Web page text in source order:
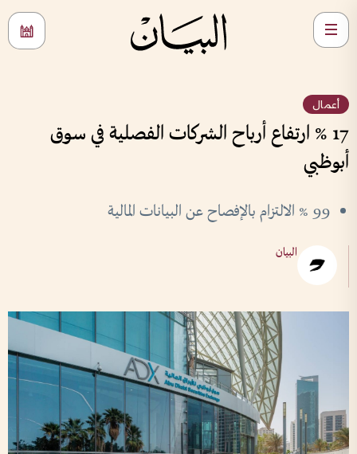
أعمال
17 % ارتفاع أرباح الشركات الفصلية في سوق
أبوظبي
99 % الالتزام بالإفصاح عن البيانات المالية
البيان